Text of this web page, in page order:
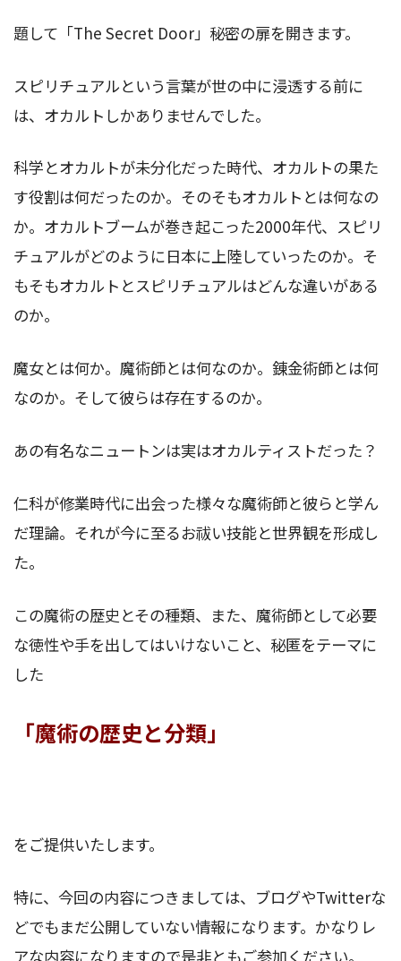
題して「The Secret Door」秘密の扉を開きます。
スピリチュアルという言葉が世の中に浸透する前に
は、オカルトしかありませんでした。
科学とオカルトが未分化だった時代、オカルトの果た
す役割は何だったのか。そのそもオカルトとは何なの
か。オカルトブームが巻き起こった2000年代、スピリ
チュアルがどのように日本に上陸していったのか。そ
もそもオカルトとスピリチュアルはどんな違いがある
のか。
魔女とは何か。魔術師とは何なのか。錬金術師とは何
なのか。そして彼らは存在するのか。
あの有名なニュートンは実はオカルティストだった？
仁科が修業時代に出会った様々な魔術師と彼らと学ん
だ理論。それが今に至るお祓い技能と世界観を形成し
た。
この魔術の歴史とその種類、また、魔術師として必要
な徳性や手を出してはいけないこと、秘匿をテーマに
した
「魔術の歴史と分類」
をご提供いたします。
特に、今回の内容につきましては、ブログやTwitterな
どでもまだ公開していない情報になります。かなりレ
アな内容になりますので是非ともご参加ください。